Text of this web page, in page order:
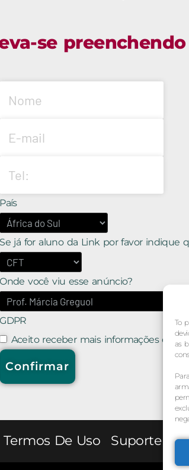
To
as
se
País
Se já for aluno da Link por favor indique
Onde você viu esse anúncio?
GDPR
Aceito receber mais informações da
Termos De Uso Suporte